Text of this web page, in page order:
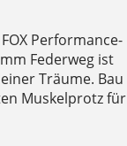
Performance-
Federweg ist
Träume. Bau
Muskelprotz für